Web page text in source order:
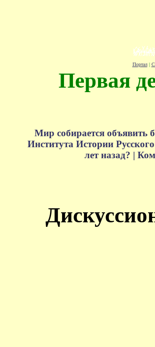
Портал|
Первая
Мир собирается объявить
Института Истории
лет назад? |